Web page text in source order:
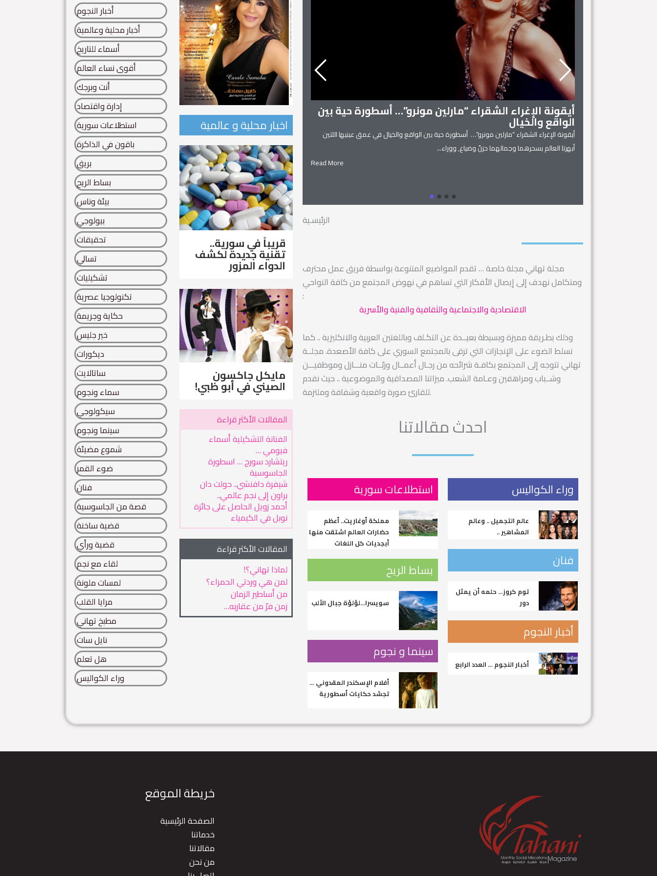
أخبار النجوم
أخبار محلية وعالمية
أسماء للتاريخ
أقوى نساء العالم
أنت وبرجك
إدارة واقتصاد
استطلاعات سورية
باقون في الذاكرة
بريق
بساط الريح
بيئة وناس
بيولوجي
تحقيقات
تسالي
تشكيليات
تكنولوجيا عصرية
حكاية وجريمة
خير جليس
ديكورات
ساتالايت
سماء ونجوم
سيكولوجي
سينما ونجوم
شموع مضيئة
ضوء القمر
فنان
قصة من الجاسوسية
قضية ساخنة
قضية ورأي
لقاء مع نجم
لمسات ملونة
مرايا القلب
مطبخ تهاني
نايل سات
هل تعلم
وراء الكواليس
اخبار محلية و عالمية
قريباً في سورية..
تقنية جديدة لكشف
الدواء المزور
مايكل جاكسون
الصيني في أبو ظبي!
المقالات الأكثر قراءة
الفنانة التشكيلية أسماء
فيومي …
ريتشارد سورج … اسطورة
الجاسوسية
شيفرة دافنشي.. حولت دان
براون إلى نجم عالمي..
أحمد زويل الحاصل على جائزة
نوبل في الكيمياء
المقالات الأكثر قراءة
لماذا تهاني؟!
لمن هي وردتي الحمراء؟
من أساطير الزمان
زمن فرّ من عقاربه…
زنوبيا… ملكة تدمر واحدة من أساطير سورية..
زنوبيا… ملكة تدمر واحدة من أساطير سورية.. تنتفض كائنات الحروف.. من هنا.. يتقاطر عطر الخلود..
يعانق السماء.. ويهجو الطريق.. إلياذة...
Read More
أيقونة الإغراء الشقراء “مارلين مونرو”… أسطورة حية بين
الواقع والخيال
أيقونة الإغراء الشقراء “مارلين مونرو”… أسطورة حية بين الواقع والخيال في عمق عينيها اللتين
أبهرتا العالم بسحرهما وجمالهما حزنٌ وضياع, ووراء...
Read More
الرئيسـية
مجلة تهاني مجلة خاصة … تقدم المواضيع المتنوعة بواسطة فريق عمل محترف
ومتكامل نهدف إلى إيصال الأفكار التي تساهم في نهوض المجتمع من كافة النواحي
:
الاقتصادية والاجتماعية والثقافية والفنية والأسرية
وذلك بطـريقة مميزة وبسيطة بعيــدة عن التكـلف وباللغتين العربية والانكليزية .. كما
نسلط الضوء على الإنجازات التي ترقى بالمجتمع السوري على كافة الأصعدة. مجلــة
تهاني تتوجه إلى المجتمع بكافـة شرائحه من رجـال أعمــال وربّــات منـــازل وموظفيـــن
وشــباب ومراهقين وعـامة الشعب. ميزاتنا المصداقية والموضوعية .. حيث نقدم
للقارئ صورة واقعية وشفافة وملتزمة.
احدث مقالاتنا
استطلاعات سورية
مملكة أوغاريت.. أعظم
حضارات العالم اشتقت منها
أبجديات كل اللغات
بساط الريح
سويسرا…لؤلؤة جبال الألب
سينما و نجوم
أفلام الإسكندر المقدوني …
تجسّد حكايات أسطورية
وراء الكواليس
عالم التجميل .. وعالم
المشاهير ..
فنان
توم كروز… حلمه أن يمثل
دور
أخبار النجوم
أخبار النجوم … العدد الرابع
خريطة الموقع
الصفحة الرئيسية
خدماتنا
مقالاتنا
من نحن